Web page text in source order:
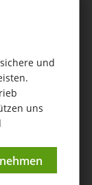
und
uns